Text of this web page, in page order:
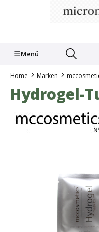
Menü
Home Marken
Hydrogel-